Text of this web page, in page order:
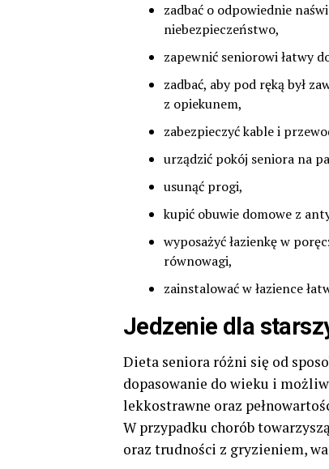
zadbać o odpowiednie
niebezpieczeństwo,
zapewnić seniorowi łatwy
zadbać, aby pod ręką był
z opiekunem,
zabezpieczyć kable i
urządzić pokój seniora na
usunąć progi,
kupić obuwie domowe z
wyposażyć łazienkę w
równowagi,
zainstalować w łazience
Jedzenie dla
Dieta seniora różni się od
dopasowanie do wieku i
lekkostrawne oraz
W przypadku chorób
oraz trudności z gryzieniem,